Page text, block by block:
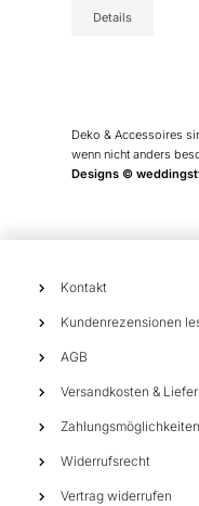
Details
Produktseite
Deko & Accessoires
wenn nicht anders
Designs ©
Kontakt
Kundenrezensionen
AGB
Versandkosten &
Zahlungsmöglichkeiten
Widerrufsrecht
Vertrag widerrufen